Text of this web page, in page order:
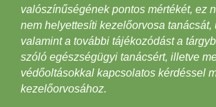
valószínűségének pontos mértékét, ez
nem helyettesíti kezelőorvosa tanácsát,
valamint a további tájékozódást a
szóló egészségügyi tanácsért, illetve
védőoltásokkal kapcsolatos kérdéssel
kezelőorvosához.